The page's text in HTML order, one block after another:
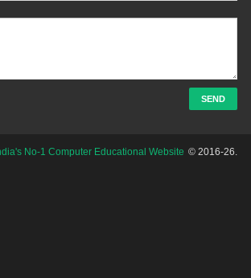
No-1 Computer Educational Website © 2016-26.